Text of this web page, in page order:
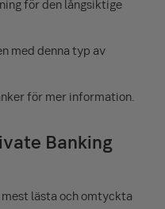
för den långsiktige
med denna typ av
för mer information.
Banking
lästa och omtyckta